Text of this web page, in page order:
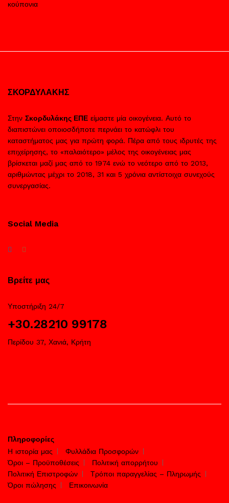
κούπονια
ΣΚΟΡΔΥΛΑΚΗΣ
Στην Σκορδυλάκης ΕΠΕ είμαστε μία οικογένεια. Αυτό το
διαπιστώνει οποιοσδήποτε περνάει το κατώφλι του
καταστήματος μας για πρώτη φορά. Πέρα από τους ιδρυτές της
επιχείρησης, το «παλαιότερο» μέλος της οικογένειας μας
βρίσκεται μαζί μας από το 1974 ενώ το νεότερο από το 2013,
αριθμώντας μέχρι το 2018, 31 και 5 χρόνια αντίστοιχα συνεχούς
συνεργασίας.
Social Media
Βρείτε μας
Υποστήριξη 24/7
+30.28210 99178
Περίδου 37, Χανιά, Κρήτη
Πληροφορίες
Η ιστορία μας
Φυλλάδια Προσφορών
Όροι – Προϋποθέσεις
Πολιτική απορρήτου
Πολιτική Επιστροφών
Τρόποι παραγγελίας – Πληρωμής
Όροι πώλησης
Επικοινωνία